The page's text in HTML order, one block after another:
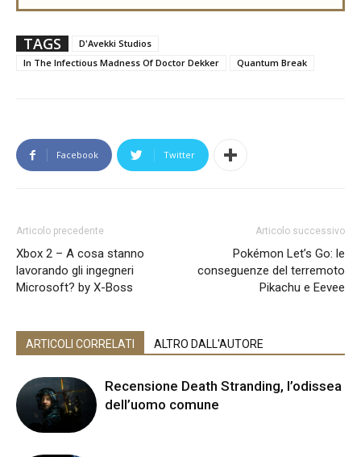
TAGS
D'Avekki Studios
In The Infectious Madness Of Doctor Dekker
Quantum Break
Facebook Twitter
Articolo precedente
Xbox 2 – A cosa stanno
lavorando gli ingegneri
Microsoft? by X-Boss
Articolo successivo
Pokémon Let’s Go: le
conseguenze del terremoto
Pikachu e Eevee
ARTICOLI CORRELATI ALTRO DALL'AUTORE
Recensione Death Stranding, l’odissea
dell’uomo comune